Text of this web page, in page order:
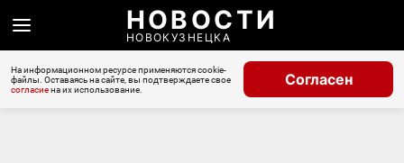
НОВОСТИ
НОВОКУЗНЕЦКА
На информационном ресурсе применяются cookie-
файлы. Оставаясь на сайте, вы подтверждаете свое
согласиена их использование.
Согласен